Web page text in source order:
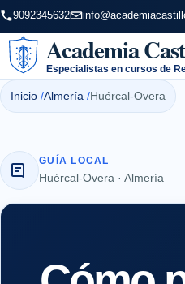
9092345632
Academia
Especialistas en cursos de
Inicio Almería Huércal-Overa
GUÍA LOCAL
Huércal-Overa · Almería